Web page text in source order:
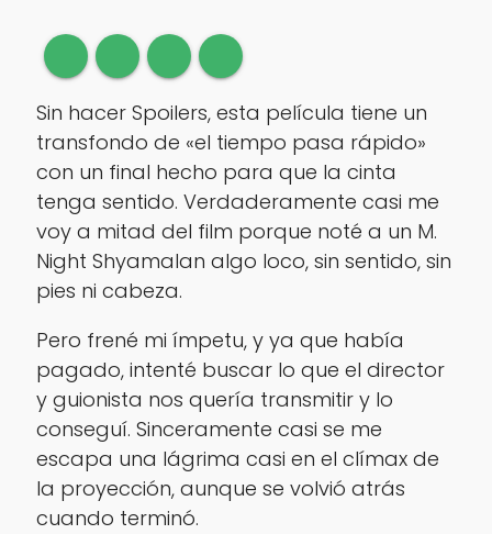
Sin hacer Spoilers, esta película tiene un
transfondo de «el tiempo pasa rápido»
con un final hecho para que la cinta
tenga sentido. Verdaderamente casi me
voy a mitad del film porque noté a un M.
Night Shyamalan algo loco, sin sentido, sin
pies ni cabeza.
Pero frené mi ímpetu, y ya que había
pagado, intenté buscar lo que el director
y guionista nos quería transmitir y lo
conseguí. Sinceramente casi se me
escapa una lágrima casi en el clímax de
la proyección, aunque se volvió atrás
cuando terminó.